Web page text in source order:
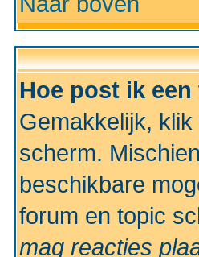
Hoe post ik
Gemakkelijk,
scherm.
beschikbare
forum en topic
mag reacties